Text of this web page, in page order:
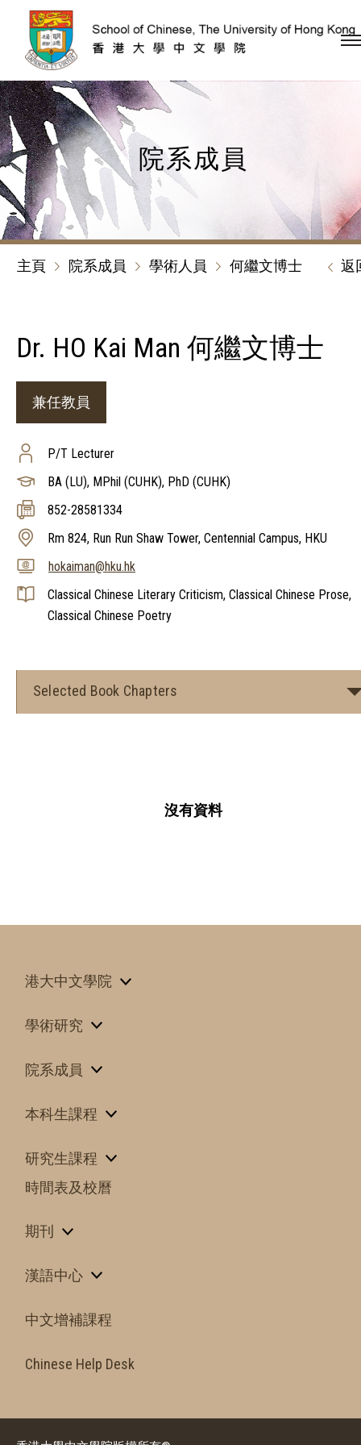
跳到內容（按回車鍵）
院系成員
主頁 院系成員 學術人員 何繼文博士 返
Dr. HO Kai Man 何繼文博士
兼任教員
P/T Lecturer
BA (LU), MPhil (CUHK), PhD (CUHK)
852-28581334
Rm 824, Run Run Shaw Tower, Centennial Campus, HKU
hokaiman@hku.hk
Classical Chinese Literary Criticism, Classical Chinese Prose,
Classical Chinese Poetry
Selected Book Chapters
沒有資料
港大中文學院
學術研究
院系成員
本科生課程
研究生課程
時間表及校曆
期刊
漢語中心
中文增補課程
Chinese Help Desk